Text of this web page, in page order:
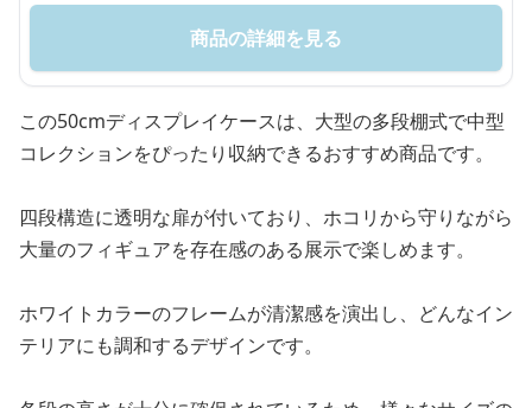
商品の詳細を見る
この50cmディスプレイケースは、大型の多段棚式で中型
コレクションをぴったり収納できるおすすめ商品です。
四段構造に透明な扉が付いており、ホコリから守りながら
大量のフィギュアを存在感のある展示で楽しめます。
ホワイトカラーのフレームが清潔感を演出し、どんなイン
テリアにも調和するデザインです。